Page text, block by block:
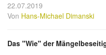
22.07.2019
Von Hans-Michael Dimanski
Das "Wie" der